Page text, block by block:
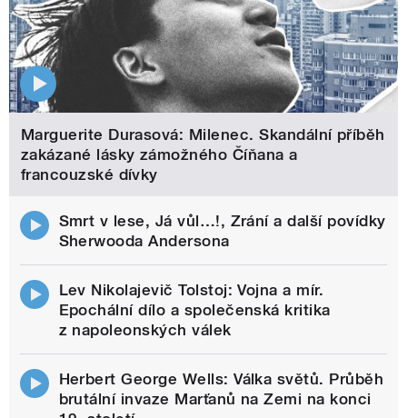
Marguerite Durasová: Milenec. Skandální příběh
zakázané lásky zámožného Číňana a
francouzské dívky
Smrt v lese, Já vůl…!, Zrání a další povídky
Sherwooda Andersona
Lev Nikolajevič Tolstoj: Vojna a mír.
Epochální dílo a společenská kritika
z napoleonských válek
Herbert George Wells: Válka světů. Průběh
brutální invaze Marťanů na Zemi na konci